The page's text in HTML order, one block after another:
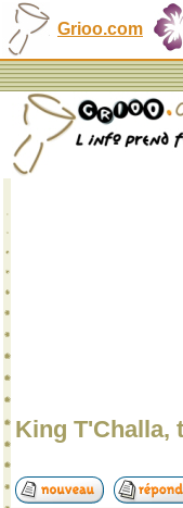
Grioo.com
King T'Challa,